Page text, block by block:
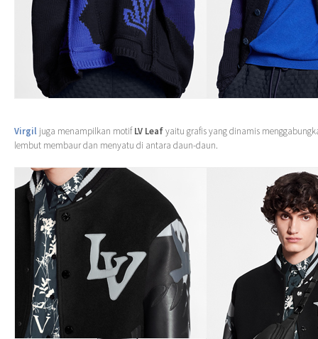
Virgil juga menampilkan motifLV Leafyaitu grafis yang dinamis
lembut membaur dan menyatu di antara daun-daun.